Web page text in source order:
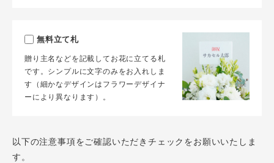
無料立て札
贈り主名などを記載してお花に立てる札
です。シンプルに文字のみをお入れしま
す（細かなデザインはフラワーデザイナ
ーにより異なります）。
以下の注意事項をご確認いただきチェックをお願いいたしま
す。